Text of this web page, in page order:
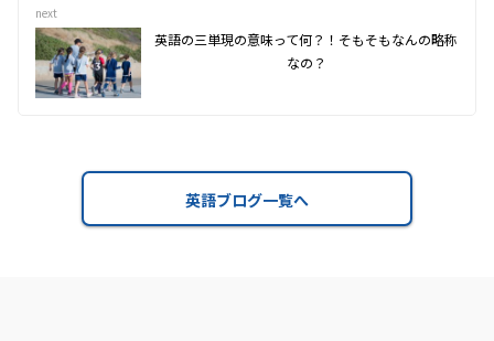
next
英語の三単現の意味って何？！そもそもなんの略称
なの？
英語ブログ一覧へ